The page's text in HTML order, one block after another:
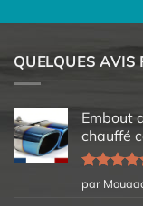
QUELQUES AVIS
Embout
chauffé
Note5
5
par